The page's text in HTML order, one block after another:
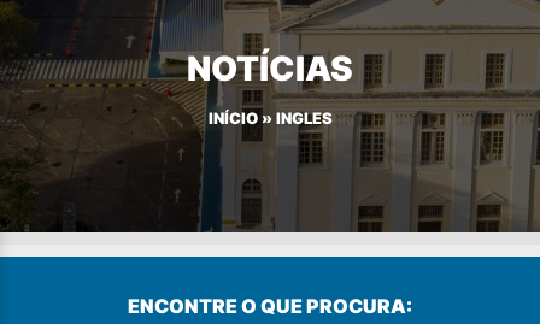
NOTÍCIAS
INÍCIO» INGLES
ENCONTRE O QUE PROCURA: